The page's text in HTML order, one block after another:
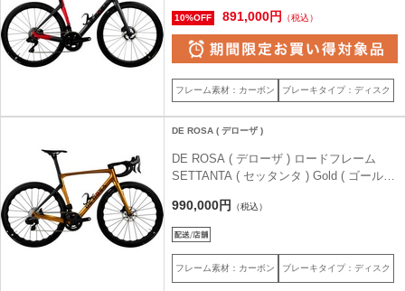
Red ( エクリプス ストーン レッド ) 46.5
(身長目安165cm前後)
10%OFF 891,000円 （税込）
フレーム素材：カーボン ブレーキタイプ：ディスク
DE ROSA ( デローザ )
DE ROSA ( デローザ ) ロードフレーム
SETTANTA ( セッタンタ ) Gold ( ゴールド
990,000円 （税込）
フレーム素材：カーボン ブレーキタイプ：ディスク